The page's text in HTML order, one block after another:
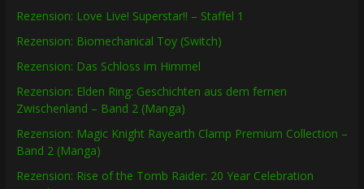
Rezension: Love Live! Superstar!! – Staffel 1
Rezension: Biomechanical Toy (Switch)
Rezension: Das Schloss im Himmel
Rezension: Elden Ring: Geschichten aus dem fernen
Zwischenland – Band 2 (Manga)
Rezension: Magic Knight Rayearth Clamp Premium Collection –
Band 2 (Manga)
Rezension: Rise of the Tomb Raider: 20 Year Celebration